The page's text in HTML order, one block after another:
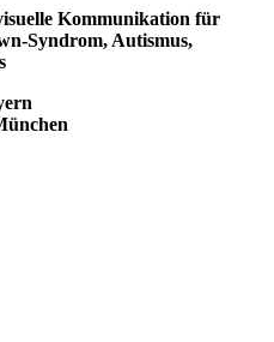
Kommunikation für
Syndrom, Autismus,